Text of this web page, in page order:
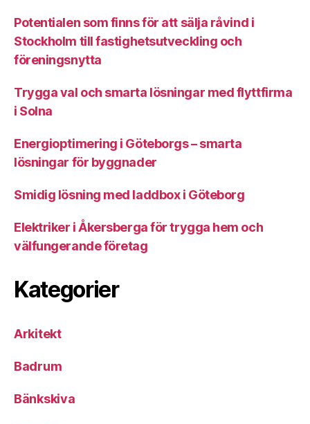
Potentialen som finns för att sälja råvind i
Stockholm till fastighetsutveckling och
föreningsnytta
Trygga val och smarta lösningar med flyttfirma
i Solna
Energioptimering i Göteborgs – smarta
lösningar för byggnader
Smidig lösning med laddbox i Göteborg
Elektriker i Åkersberga för trygga hem och
välfungerande företag
Kategorier
Arkitekt
Badrum
Bänkskiva